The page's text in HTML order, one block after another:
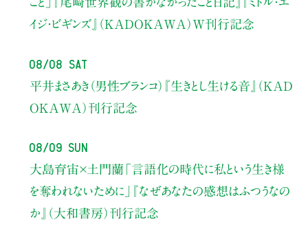
イジ・ビギンズ』（KADOKAWA）W刊行記念
08/08 Sat
平井まさあき（男性ブランコ） 『生きとし生ける音』（KAD
OKAWA）刊行記念
08/09 Sun
大島育宙×土門蘭 「言語化の時代に私という生き様
を奪われないために」
『なぜあなたの感想はふつうなの
か』（大和書房）刊行記念